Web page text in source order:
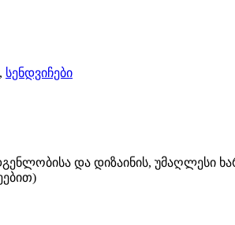
, სენდვიჩები
და დიზაინის, უმაღლესი